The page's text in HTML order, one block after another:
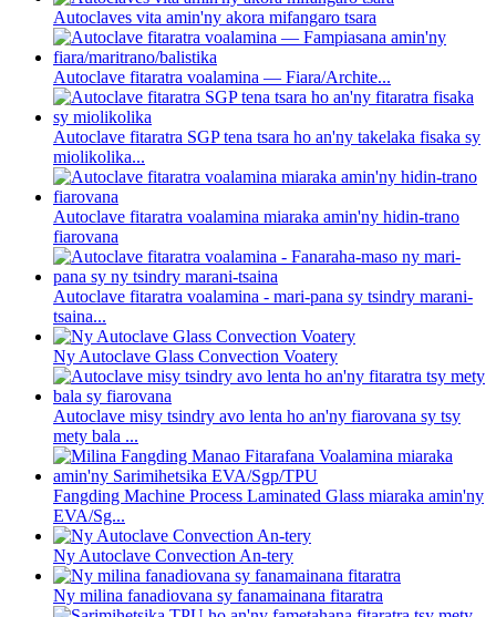
Autoclaves vita amin'ny akora mifangaro tsara
Autoclave fitaratra voalamina — Fiara/Archite...
Autoclave fitaratra SGP tena tsara ho an'ny takelaka fisaka sy
miolikolika...
Autoclave fitaratra voalamina miaraka amin'ny hidin-trano
fiarovana
Autoclave fitaratra voalamina - mari-pana sy tsindry marani-
tsaina...
Ny Autoclave Glass Convection Voatery
Autoclave misy tsindry avo lenta ho an'ny fiarovana sy tsy
mety bala ...
Fangding Machine Process Laminated Glass miaraka amin'ny
EVA/Sg...
Ny Autoclave Convection An-tery
Ny milina fanadiovana sy fanamainana fitaratra